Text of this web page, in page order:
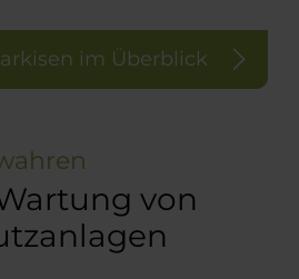
im Überblick
von